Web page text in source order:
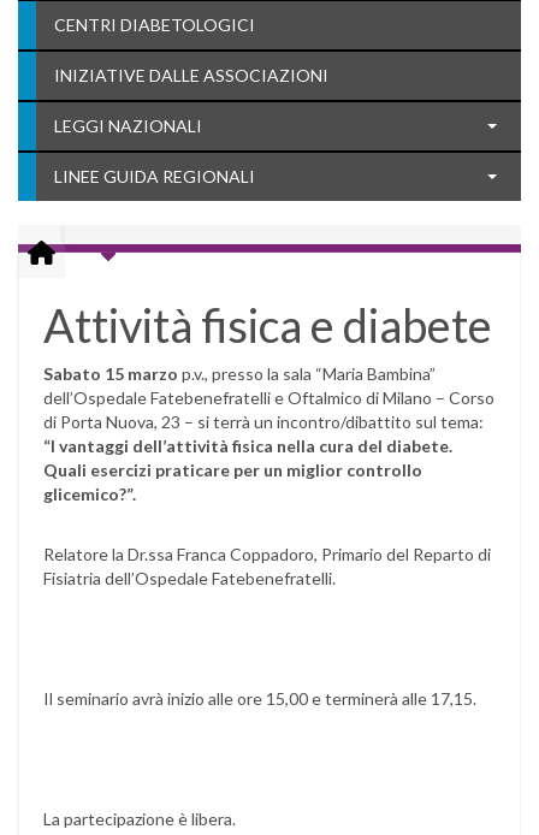
CENTRI DIABETOLOGICI
INIZIATIVE DALLE ASSOCIAZIONI
LEGGI NAZIONALI
LINEE GUIDA REGIONALI
Attività fisica e diabete
Sabato 15 marzo p.v., presso la sala “Maria Bambina”
dell’Ospedale Fatebenefratelli e Oftalmico di Milano – Corso
di Porta Nuova, 23 – si terrà un incontro/dibattito sul tema:
“I vantaggi dell’attività fisica nella cura del diabete.
Quali esercizi praticare per un miglior controllo
glicemico?”.
Relatore la Dr.ssa Franca Coppadoro, Primario del Reparto di
Fisiatria dell’Ospedale Fatebenefratelli.
Il seminario avrà inizio alle ore 15,00 e terminerà alle 17,15.
La partecipazione è libera.